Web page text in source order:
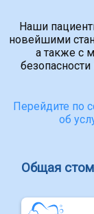
Наши
новейшими
а также с
Перейдите по
об
Общая